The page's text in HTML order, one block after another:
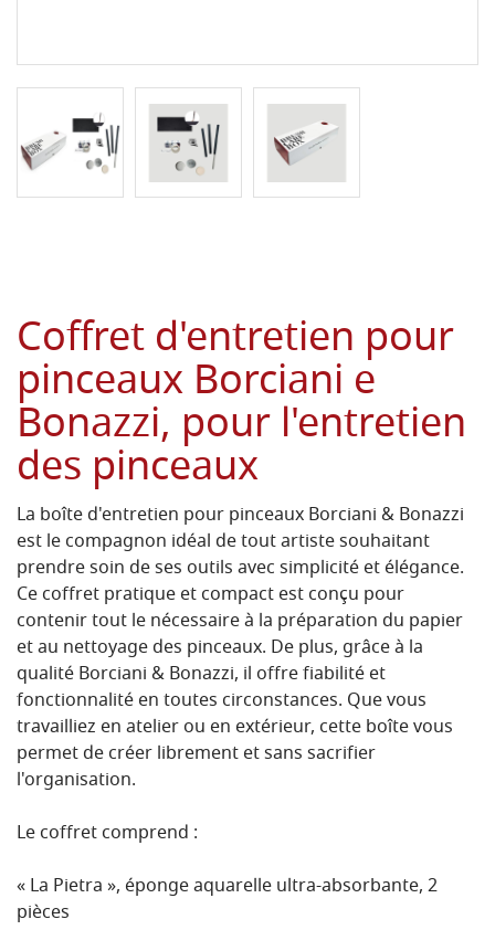
Coffret d'entretien pour
pinceaux Borciani e
Bonazzi, pour l'entretien
des pinceaux
La boîte d'entretien pour pinceaux Borciani & Bonazzi
est le compagnon idéal de tout artiste souhaitant
prendre soin de ses outils avec simplicité et élégance.
Ce coffret pratique et compact est conçu pour
contenir tout le nécessaire à la préparation du papier
et au nettoyage des pinceaux. De plus, grâce à la
qualité Borciani & Bonazzi, il offre fiabilité et
fonctionnalité en toutes circonstances. Que vous
travailliez en atelier ou en extérieur, cette boîte vous
permet de créer librement et sans sacrifier
l'organisation.
Le coffret comprend :
« La Pietra », éponge aquarelle ultra-absorbante, 2
pièces